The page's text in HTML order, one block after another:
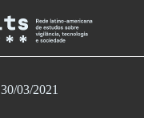
30/03/2021